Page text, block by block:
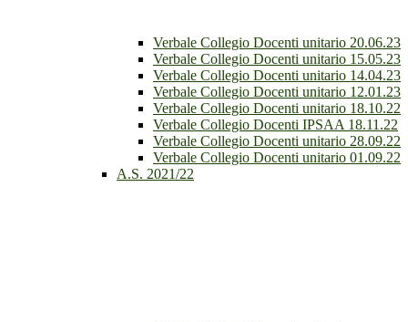
Verbale Collegio Docenti unitario 20.06.23
Verbale Collegio Docenti unitario 15.05.23
Verbale Collegio Docenti unitario 14.04.23
Verbale Collegio Docenti unitario 12.01.23
Verbale Collegio Docenti unitario 18.10.22
Verbale Collegio Docenti IPSAA 18.11.22
Verbale Collegio Docenti unitario 28.09.22
Verbale Collegio Docenti unitario 01.09.22
A.S. 2021/22